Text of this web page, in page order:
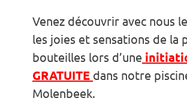
Venez découvrir avec nous
les joies et sensations de la
bouteilles lors d’une
GRATUITE dans notre
Molenbeek.